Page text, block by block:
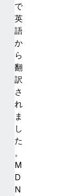
で
英
語
か
ら
翻
訳
さ
れ
ま
し
た
。
M
D
N